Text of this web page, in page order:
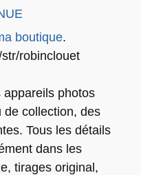
boutique.
robinclouet
photos
de collection, des
Tous les détails
dans les
tirages original,